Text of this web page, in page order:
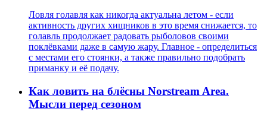
Ловля голавля как никогда актуальна летом - если
активность других хищников в это время снижается, то
голавль продолжает радовать рыболовов своими
поклёвками даже в самую жару. Главное - определиться
с местами его стоянки, а также правильно подобрать
приманку и её подачу.
Как ловить на блёсны Norstream Area.
Мысли перед сезоном